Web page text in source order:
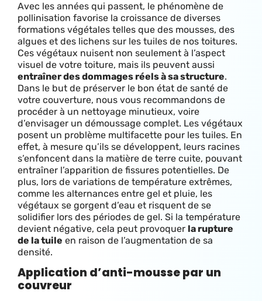
Avec les années qui passent, le phénomène de
pollinisation favorise la croissance de diverses
formations végétales telles que des mousses, des
algues et des lichens sur les tuiles de nos toitures.
Ces végétaux nuisent non seulement à l’aspect
visuel de votre toiture, mais ils peuvent aussi
entraîner des dommages réels à sa structure.
Dans le but de préserver le bon état de santé de
votre couverture, nous vous recommandons de
procéder à un nettoyage minutieux, voire
d’envisager un démoussage complet. Les végétaux
posent un problème multifacette pour les tuiles. En
effet, à mesure qu’ils se développent, leurs racines
s’enfoncent dans la matière de terre cuite, pouvant
entraîner l’apparition de fissures potentielles. De
plus, lors de variations de température extrêmes,
comme les alternances entre gel et pluie, les
végétaux se gorgent d’eau et risquent de se
solidifier lors des périodes de gel. Si la température
devient négative, cela peut provoquer la rupture
de la tuile en raison de l’augmentation de sa
densité.
Application d’anti-mousse par un
couvreur